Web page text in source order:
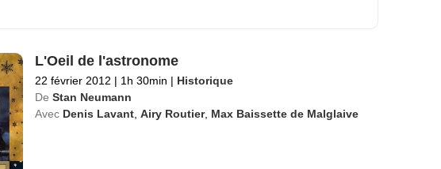
L'Oeil de l'astronome
22 février 2012 | 1h 30min | Historique
De Stan Neumann
Avec Denis Lavant, Airy Routier, Max Baissette de Malglaive